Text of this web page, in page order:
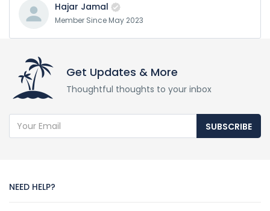
Hajar Jamal
Member Since May 2023
Get Updates & More
Thoughtful thoughts to your inbox
SUBSCRIBE
NEED HELP?